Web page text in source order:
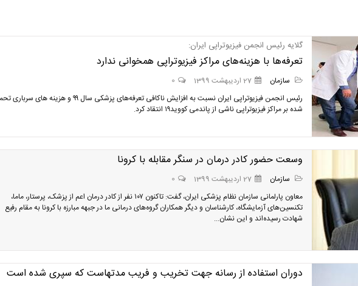
گلایه رئیس انجمن فیزیوتراپی ایران:
تعرفه‌ها با هزینه‌های مراکز فیزیوتراپی همخوانی ندارد
سازمان 27 اردیبهشت 1399
0
رئیس انجمن فیزیوتراپی ایران نسبت به افزایش ناکافی تعرفه‌های پزشکی سال ۹۹ و هزینه های
شده بر مراکز فیزیوتراپی ناشی از پاندمی کووید۱۹ انتقاد کرد.
وسعت حضور کادر درمان در سنگر مقابله با کرونا
سازمان 27 اردیبهشت 1399
0
معاون پارلمانی سازمان نظام پزشکی ایران، گفت: تاکنون ۱۰۷ نفر از کادر درمان اعم از پزشک، پرستار، ماما،
تکنسین‌های آزمایشگاه، کارشناسان و دیگر همکاران گروه‌های درمانی ما در جبهه مبارزه با کرونا به مقام رفیع
شهادت رسیده‌اند و این نشان...
دوران استفاده از رسانه جهت تخریب و فریب مدتهاست که سپری شده است